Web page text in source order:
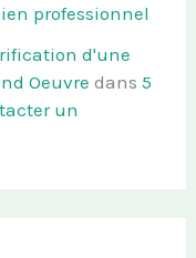
professionnel
d'une
Oeuvre dans5
un